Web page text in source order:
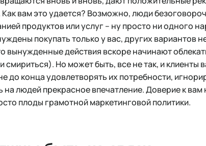
Как вам это удается? Возможно, люди
продуктов или услуг – ну просто ни одного
покупать только у вас, других вариантов
вынужденные действия вскоре начинают
смириться). Но может быть, все не так, и
до конца удовлетворять их потребности,
на людей прекрасное впечатление. Доверие к
плоды грамотной маркетинговой политики.